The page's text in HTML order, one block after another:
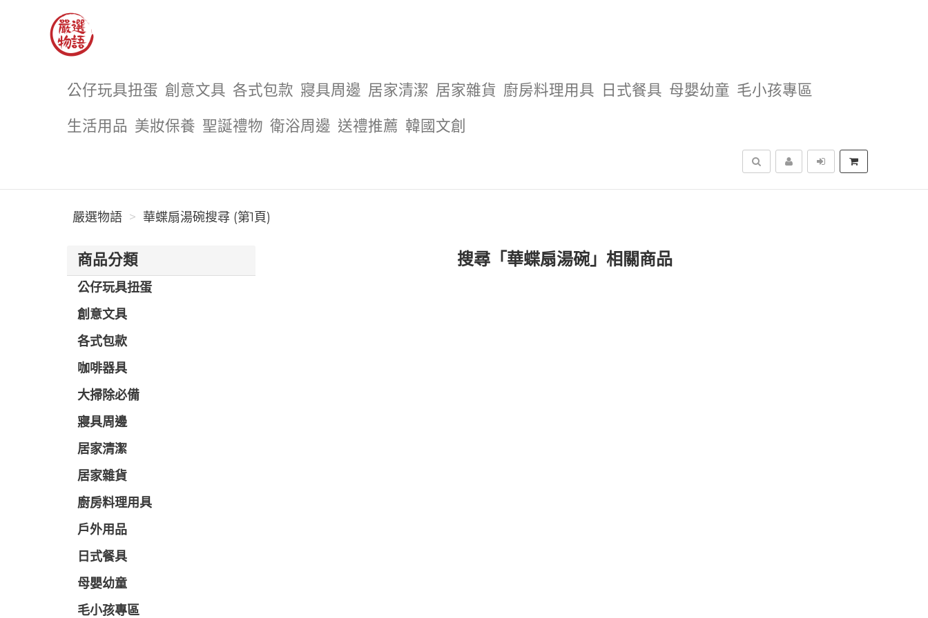
公仔玩具扭蛋 創意文具 各式包款 寢具周邊 居家清潔 居家雜貨 廚房料理用具 日式餐具 母嬰幼童 毛小孩專區
生活用品 美妝保養 聖誕禮物 衛浴周邊 送禮推薦 韓國文創
搜尋
嚴選物語 華蝶扇湯碗搜尋 (第1頁)
商品分類
公仔玩具扭蛋
創意文具
各式包款
咖啡器具
大掃除必備
寢具周邊
居家清潔
居家雜貨
廚房料理用具
戶外用品
日式餐具
母嬰幼童
毛小孩專區
搜尋「華蝶扇湯碗」相關商品